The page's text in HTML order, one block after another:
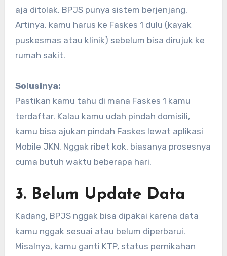
aja ditolak. BPJS punya sistem berjenjang.
Artinya, kamu harus ke Faskes 1 dulu (kayak
puskesmas atau klinik) sebelum bisa dirujuk ke
rumah sakit.
Solusinya:
Pastikan kamu tahu di mana Faskes 1 kamu
terdaftar. Kalau kamu udah pindah domisili,
kamu bisa ajukan pindah Faskes lewat aplikasi
Mobile JKN. Nggak ribet kok, biasanya prosesnya
cuma butuh waktu beberapa hari.
3. Belum Update Data
Kadang, BPJS nggak bisa dipakai karena data
kamu nggak sesuai atau belum diperbarui.
Misalnya, kamu ganti KTP, status pernikahan